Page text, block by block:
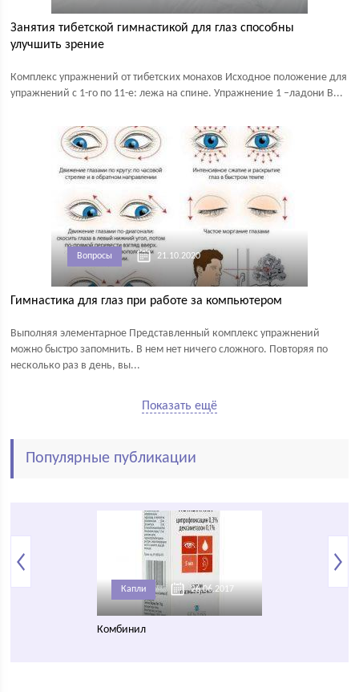
Занятия тибетской гимнастикой для глаз способны
улучшить зрение
Комплекс упражнений от тибетских монахов Исходное положение для
упражнений с 1-го по 11-е: лежа на спине. Упражнение 1 –ладони В...
Вопросы 21.10.2020
Гимнастика для глаз при работе за компьютером
Выполняя элементарное Представленный комплекс упражнений
можно быстро запомнить. В нем нет ничего сложного. Повторяя по
несколько раз в день, вы...
Показать ещё
Популярные публикации
Капли 26.06.2017
Комбинил
Симптомы